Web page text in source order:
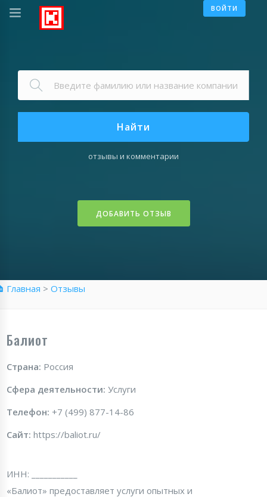
ВОЙТИ
Найти
отзывы и комментарии
ДОБАВИТЬ ОТЗЫВ
Главная > Отзывы
Балиот
Страна: Россия
Сфера деятельности: Услуги
Телефон: +7 (499) 877-14-86
Сайт: https://baliot.ru/
ИНН: ___________
«Балиот» предоставляет услуги опытных и